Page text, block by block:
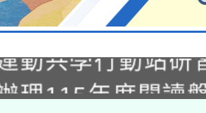
學年度第2次
結果公告(無人
理115年度閱讀